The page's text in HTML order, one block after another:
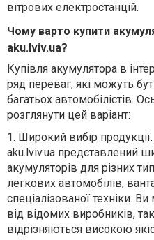
вітрових електростанцій.
Чому варто купити
aku.lviv.ua?
Купівля акумулятора в
ряд переваг, які можуть
багатьох автомобілістів.
розглянути цей варіант:
1. Широкий вибір
aku.lviv.ua представлений
акумуляторів для різних
легкових автомобілів,
спеціалізованої техніки.
від відомих виробників,
відрізняються високою